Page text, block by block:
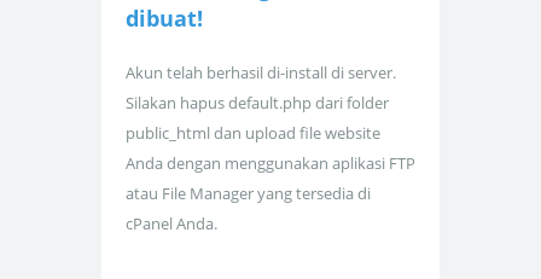
dibuat!
Akun telah berhasil di-install di server.
Silakan hapus default.php dari folder
public_html dan upload file website
Anda dengan menggunakan aplikasi FTP
atau File Manager yang tersedia di
cPanel Anda.